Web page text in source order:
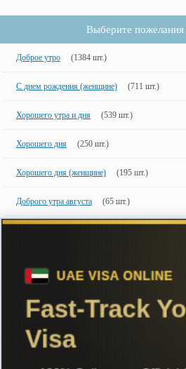
Выберите пожелания
Доброе утро (1384 шт.)
С днем рождения (женщине) (711 шт.)
Хорошего утра и дня (539 шт.)
Хорошего дня (250 шт.)
Хорошего дня (женщине) (195 шт.)
Доброго утра августа (65 шт.)
Новинки
50 шт.
50 недавно добавленных фото с именами.
Copyright
Большинство картинок созданы
ImageName.ru